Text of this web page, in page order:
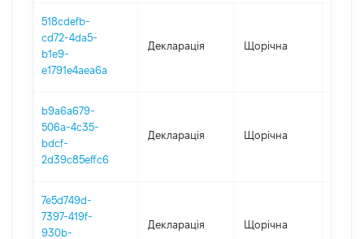
518cdefb-
cd72-4da5-
b1e9-
e1791e4aea6a
Декларація Щорічна
b9a6a679-
506a-4c35-
bdcf-
2d39c85effc6
Декларація Щорічна
7e5d749d-
7397-419f-
930b-
Декларація Щорічна